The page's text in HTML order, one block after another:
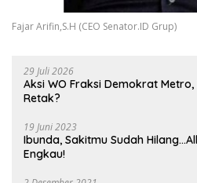
Fajar Arifin,S.H (CEO Senator.ID Grup)
29 Juli 2026
Aksi WO Fraksi Demokrat
Retak?
19 Juni 2023
Ibunda, Sakitmu Sudah
Engkau!